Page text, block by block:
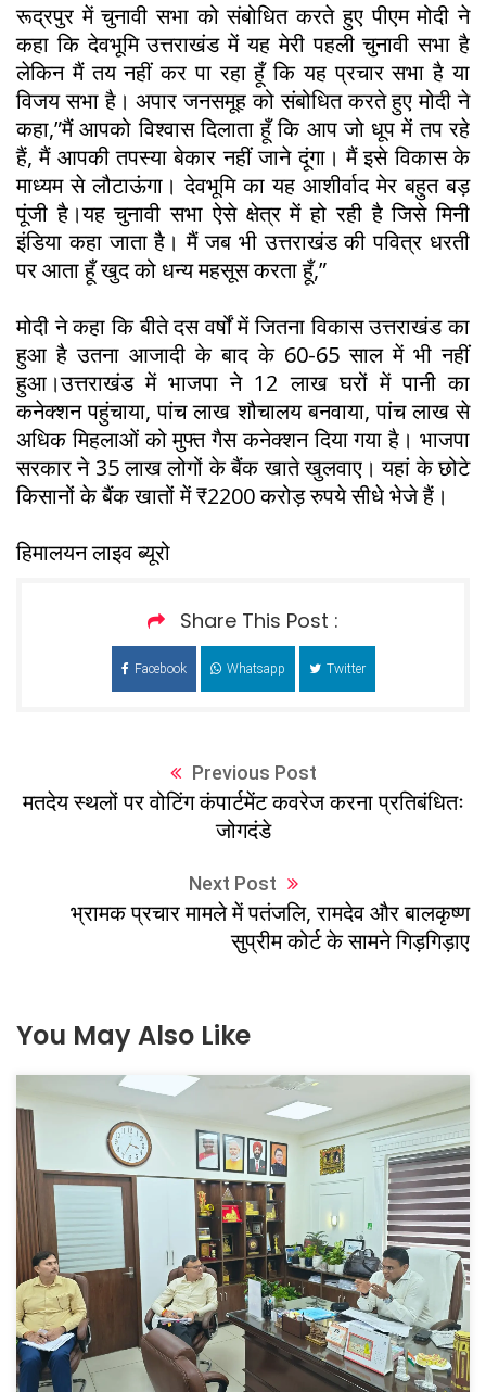
रूद्रपुर में चुनावी सभा को संबोधित करते हुए पीएम मोदी ने
कहा कि देवभूमि उत्तराखंड में यह मेरी पहली चुनावी सभा है
लेकिन मैं तय नहीं कर पा रहा हूँ कि यह प्रचार सभा है या
विजय सभा है। अपार जनसमूह को संबोधित करते हुए मोदी ने
कहा,”मैं आपको विश्वास दिलाता हूँ कि आप जो धूप में तप रहे
हैं, मैं आपकी तपस्या बेकार नहीं जाने दूंगा। मैं इसे विकास के
माध्यम से लौटाऊंगा। देवभूमि का यह आशीर्वाद मेर बहुत बड़
पूंजी है।यह चुनावी सभा ऐसे क्षेत्र में हो रही है जिसे मिनी
इंडिया कहा जाता है। मैं जब भी उत्तराखंड की पवित्र धरती
पर आता हूँ खुद को धन्य महसूस करता हूँ,”
मोदी ने कहा कि बीते दस वर्षों में जितना विकास उत्तराखंड का
हुआ है उतना आजादी के बाद के 60-65 साल में भी नहीं
हुआ।उत्तराखंड में भाजपा ने 12 लाख घरों में पानी का
कनेक्शन पहुंचाया, पांच लाख शौचालय बनवाया, पांच लाख से
अधिक मिहलाओं को मुफ्त गैस कनेक्शन दिया गया है। भाजपा
सरकार ने 35 लाख लोगों के बैंक खाते खुलवाए। यहां के छोटे
किसानों के बैंक खातों में ₹2200 करोड़ रुपये सीधे भेजे हैं।
हिमालयन लाइव ब्यूरो
Share This Post :
Facebook Whatsapp Twitter
Previous Post
मतदेय स्थलों पर वोटिंग कंपार्टमेंट कवरेज करना प्रतिबंधितः
जोगदंडे
Next Post
भ्रामक प्रचार मामले में पतंजलि, रामदेव और बालकृष्ण
सुप्रीम कोर्ट के सामने गिड़गिड़ाए
You May Also Like